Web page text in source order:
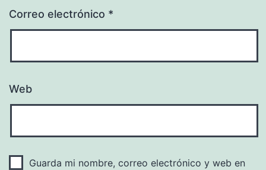
Correo electrónico *
Web
Guarda mi nombre, correo electrónico y web en